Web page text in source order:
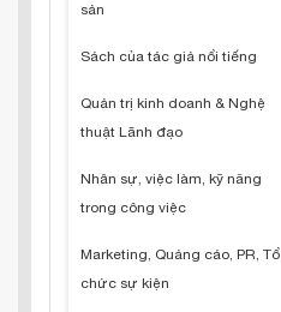
sản
Sách của tác giả nổi tiếng
Quản trị kinh doanh & Nghệ
thuật Lãnh đạo
Nhân sự, việc làm, kỹ năng
trong công việc
Marketing, Quảng cáo, PR, Tổ
chức sự kiện